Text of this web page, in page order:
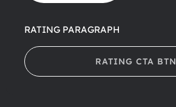
RATING PARAGRAPH
RATING CTA BTN